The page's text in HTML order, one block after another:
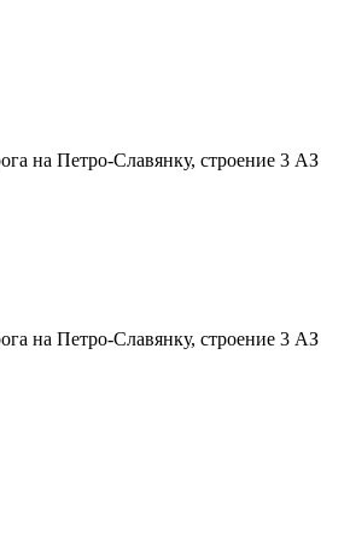
на Петро-Славянку, строение 3 АЗ
на Петро-Славянку, строение 3 АЗ